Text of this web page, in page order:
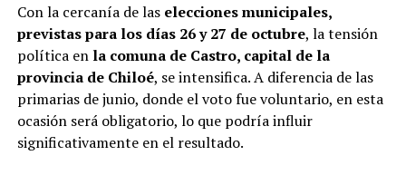
Con la cercanía de las elecciones municipales,
previstas para los días 26 y 27 de octubre, la tensión
política en la comuna de Castro, capital de la
provincia de Chiloé, se intensifica. A diferencia de las
primarias de junio, donde el voto fue voluntario, en esta
ocasión será obligatorio, lo que podría influir
significativamente en el resultado.